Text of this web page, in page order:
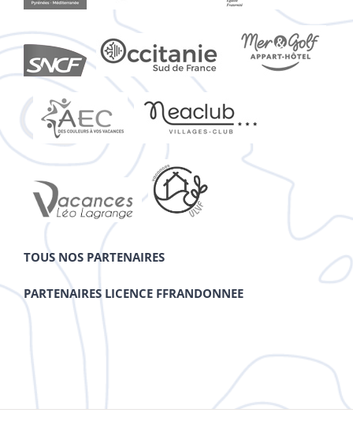
TOUS NOS PARTENAIRES
PARTENAIRES LICENCE FFRANDONNEE